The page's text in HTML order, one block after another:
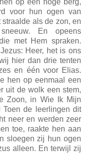
voor hun ogen van
als de zon, en
En opeens
met Hem spraken.
Heer, het is ons
hier dan drie tenten
en één voor Elias.
hen op eenmaal een
uit de wolk een stem,
Zoon, in Wie Ik Mijn
Toen de leerlingen dit
neer en werden zeer
toe, raakte hen aan
sloegen zij hun ogen
alleen. En terwijl zij